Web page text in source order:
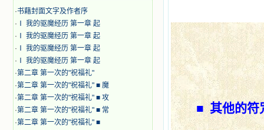
·书藉封面文字及作者序
· Ⅰ 我的驱魔经历 第一章 起
· Ⅰ 我的驱魔经历 第一章 起
· Ⅰ 我的驱魔经历 第一章 起
· Ⅰ 我的驱魔经历 第一章 起
·第二章 第一次的"祝福礼"
·第二章 第一次的"祝福礼" ■ 魔
·第二章 第一次的"祝福礼" ■ 攻
·第二章 第一次的"祝福礼" ■ 常
·第二章 第一次的"祝福礼" ■
■其他的符